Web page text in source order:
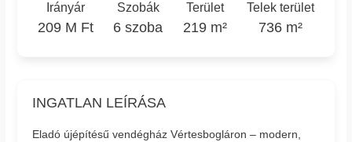
Irányár
209 M Ft
Szobák
6 szoba
Terület
219 m²
Telek terület
736 m²
INGATLAN LEÍRÁSA
Eladó újépítésű vendégház Vértesbogláron – modern,